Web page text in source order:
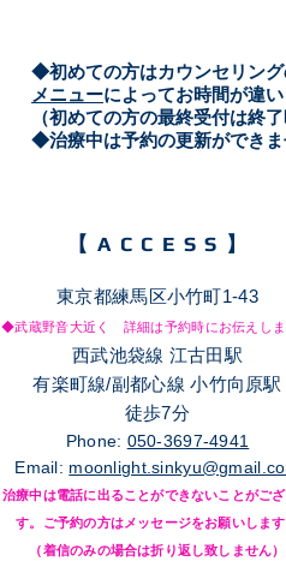
​◆初めての方はカウンセリング
メニューによってお時間が違い
（初めての方の最終受付は終
​◆治療中は予約の更新ができま
【​ACCESS】
東京都練馬区小竹町1-43
◆武蔵野音大近く 詳細は予約時にお伝えし
西武池袋線 江古田駅
有楽町線/副都心線 小竹向原駅
徒歩7分
Phone: 050-3697-4941
Email:
治療中は電話に出ることができないことがござ
す。ご予約の方はメッセージをお願いします
​（着信のみの場合は折り返し致しません）